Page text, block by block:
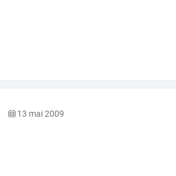
13 mai 2009